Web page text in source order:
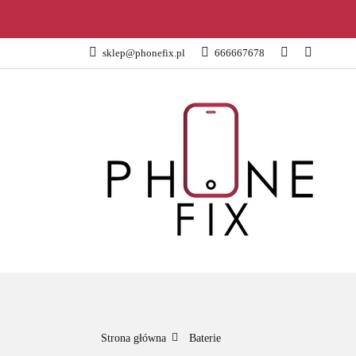
sklep@phonefix.pl 666667678
AKCESORIA
Strona główna Baterie